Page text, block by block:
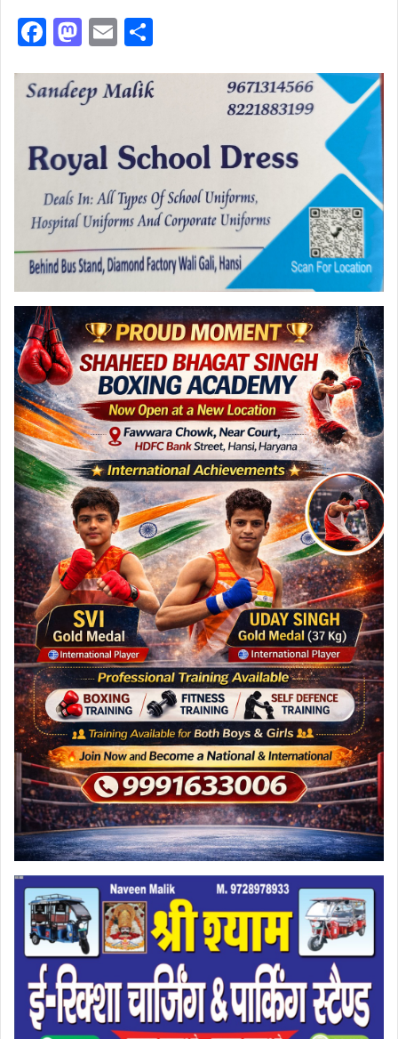
F
c
b
o
o
k
M
st
o
d
o
n
E
ai ar